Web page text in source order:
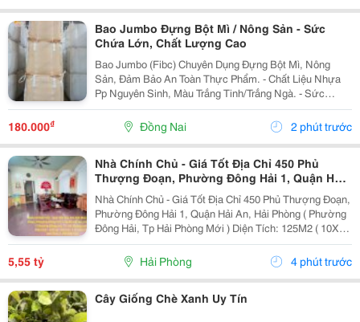
Bao Jumbo Đựng Bột Mì / Nông Sản - Sức
Chứa Lớn, Chất Lượng Cao
Bao Jumbo (Fibc) Chuyên Dụng Đựng Bột Mì, Nông
Sản, Đảm Bảo An Toàn Thực Phẩm. - Chất Liệu Nhựa
Pp Nguyên Sinh, Màu Trắng Tinh/Trắng Ngà. - Sức
Chứa Từ 500Kg Đến 1500Kg. - Chống Ẩm, Chống Rò Rỉ
Hiệu Quả. - Có Ống Nạp, Ống Xả Tiện Lợi. - Đai...
180.000₫ Đồng Nai 2 phút trước
Nhà Chính Chủ - Giá Tốt Địa Chỉ 450 Phủ
Thượng Đoạn, Phường Đông Hải 1, Quận Hải
An, Hải Phòng
Nhà Chính Chủ - Giá Tốt Địa Chỉ 450 Phủ Thượng Đoạn,
Phường Đông Hải 1, Quận Hải An, Hải Phòng ( Phường
Đông Hải, Tp Hải Phòng Mới ) Diện Tích: 125M2 ( 10X12
) Giá Bán: 5 Tỷ 550 Triệu ( Thương Lượng ) Liên Hệ
Sđt/Zalo: 0972097385 Chính Chủ **...
5,55 tỷ Hải Phòng 4 phút trước
Cây Giống Chè Xanh Uy Tín